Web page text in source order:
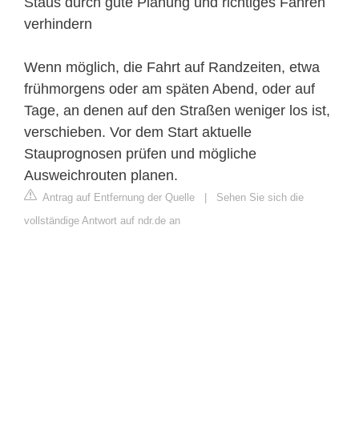
verhindern
Wenn möglich, die Fahrt auf Randzeiten, etwa
frühmorgens oder am späten Abend, oder auf
Tage, an denen auf den Straßen weniger los ist,
verschieben. Vor dem Start aktuelle
Stauprognosen prüfen und mögliche
Ausweichrouten planen.
Antrag auf Entfernung der Quelle | Sehen Sie sich die
vollständige Antwort auf ndr.de an